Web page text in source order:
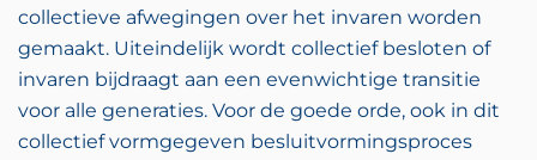
collectieve afwegingen over het invaren worden
gemaakt. Uiteindelijk wordt collectief besloten of
invaren bijdraagt aan een evenwichtige transitie
voor alle generaties. Voor de goede orde, ook in dit
collectief vormgegeven besluitvormingsproces